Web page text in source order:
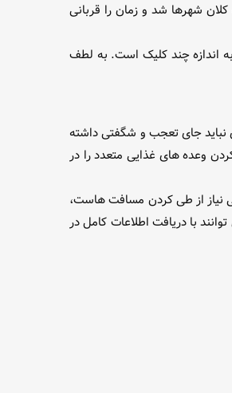
شهرها شد و زمان را قربانی
به اندازه چند کلیک است. به لطف
نباید جای تعجب و شگفتی داشته
وعده های غذایی متعدد را در
نیاز از طی کردن مسافت هاست،
با دریافت اطلاعات کامل در